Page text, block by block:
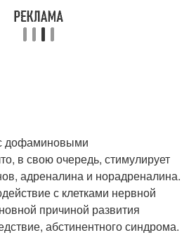
дофаминовыми
в свою очередь, стимулирует
адреналина и норадреналина.
с клетками нервной
причиной развития
абстинентного синдрома.